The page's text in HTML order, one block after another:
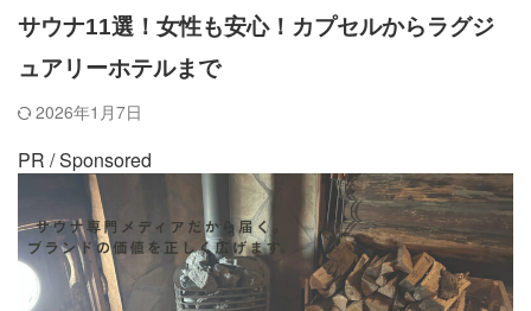
サウナ11選！女性も安心！カプセルからラグジ
ュアリーホテルまで
2026年1月7日
PR / Sponsored